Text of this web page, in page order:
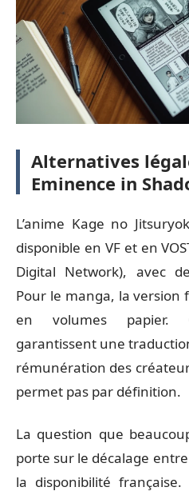
Alternatives
Eminence in
L’anime Kage no
disponible en VF et en
Digital Network), avec
Pour le manga, la version
en volumes papier.
garantissent une
rémunération des
permet pas par définition.
La question que
porte sur le décalage
la disponibilité